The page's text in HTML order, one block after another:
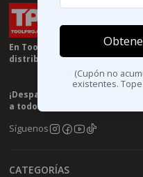
En Toolpro.cl somos
distribuidores autorizados
¡Despachos el mismo día de
a todo Chile!
Síguenos
CATEGORÍAS
(Cupón no
existentes.